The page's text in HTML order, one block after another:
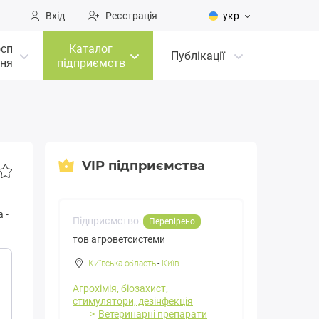
Вхід Реєстрація укр
Каталог
підприємств
Публікації
-
VIP підприємства
Підприємство: Перевірено
тов агроветсистеми
Київська область- Київ
Агрохімія, біозахист,
стимулятори, дезінфекція
Ветеринарні препарати